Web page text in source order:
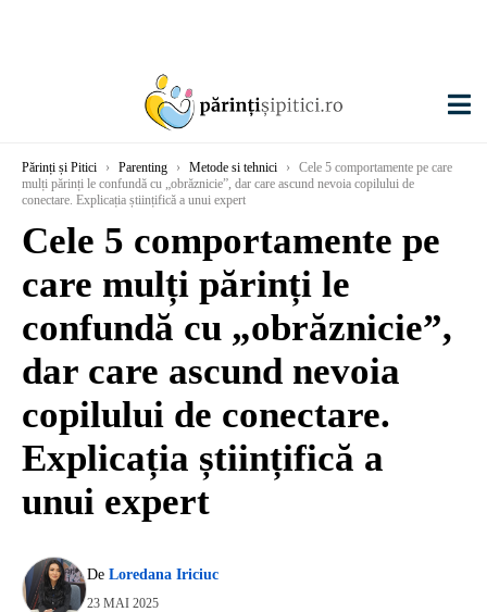
Părinți și Pitici › Parenting › Metode si tehnici ›
Cele 5 comportamente pe care
mulți părinți le confundă cu „obrăznicie”, dar care ascund nevoia copilului de
conectare. Explicația științifică a unui expert
Cele 5 comportamente pe
care mulți părinți le
confundă cu „obrăznicie”,
dar care ascund nevoia
copilului de conectare.
Explicația științifică a
unui expert
De Loredana Iriciuc
23 MAI 2025